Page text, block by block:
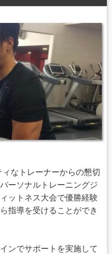
なトレーナーからの懇切
ーソナルトレーニングジ
ットネス大会で優勝経験
指導を受けることができ
ンでサポートを実施して